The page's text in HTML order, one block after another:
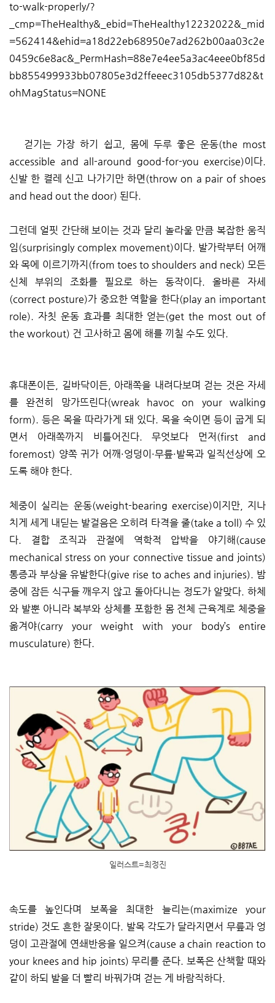
to-walk-properly/?
_cmp=TheHealthy&_ebid=TheHealthy12232022&_mid
=562414&ehid=a18d22eb68950e7ad262b00aa03c2e
0459c6e8ac&_PermHash=88e7e4ee5a3ac4eee0bf85d
bb855499933bb07805e3d2ffeeec3105db5377d82&t
ohMagStatus=NONE
걷기는 가장 하기 쉽고, 몸에 두루 좋은 운동(the most
accessible and all-around good-for-you exercise)이다.
신발 한 켤레 신고 나가기만 하면(throw on a pair of shoes
and head out the door) 된다.
그런데 얼핏 간단해 보이는 것과 달리 놀라울 만큼 복잡한 움직
임(surprisingly complex movement)이다. 발가락부터 어깨
와 목에 이르기까지(from toes to shoulders and neck) 모든
신체 부위의 조화를 필요로 하는 동작이다. 올바른 자세
(correct posture)가 중요한 역할을 한다(play an important
role). 자칫 운동 효과를 최대한 얻는(get the most out of
the workout) 건 고사하고 몸에 해를 끼칠 수도 있다.
휴대폰이든, 길바닥이든, 아래쪽을 내려다보며 걷는 것은 자세
를 완전히 망가뜨린다(wreak havoc on your walking
form). 등은 목을 따라가게 돼 있다. 목을 숙이면 등이 굽게 되
면서 아래쪽까지 비틀어진다. 무엇보다 먼저(first and
foremost) 양쪽 귀가 어깨·엉덩이·무릎·발목과 일직선상에 오
도록 해야 한다.
체중이 실리는 운동(weight-bearing exercise)이지만, 지나
치게 세게 내딛는 발걸음은 오히려 타격을 줄(take a toll) 수 있
다. 결합 조직과 관절에 역학적 압박을 야기해(cause
mechanical stress on your connective tissue and joints)
통증과 부상을 유발한다(give rise to aches and injuries). 밤
중에 잠든 식구들 깨우지 않고 돌아다니는 정도가 알맞다. 하체
와 발뿐 아니라 복부와 상체를 포함한 몸 전체 근육계로 체중을
옮겨야(carry your weight with your body’s entire
musculature) 한다.
일러스트=최정진
속도를 높인다며 보폭을 최대한 늘리는(maximize your
stride) 것도 흔한 잘못이다. 발목 각도가 달라지면서 무릎과 엉
덩이 고관절에 연쇄반응을 일으켜(cause a chain reaction to
your knees and hip joints) 무리를 준다. 보폭은 산책할 때와
같이 하되 발을 더 빨리 바꿔가며 걷는 게 바람직하다.